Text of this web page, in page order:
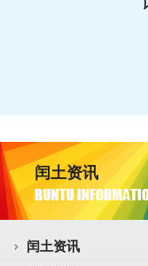
闰土资讯
闰土资讯